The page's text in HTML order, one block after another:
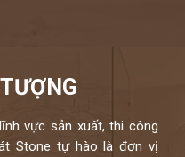
vực sản xuất, thi công
Stone tự hào là đơn vị